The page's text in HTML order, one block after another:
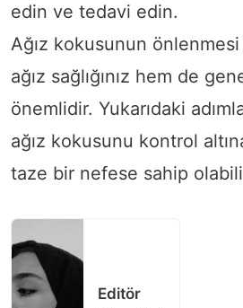
edin ve tedavi edin.
Ağız kokusunun
ağız sağlığınız hem de
önemlidir. Yukarıdaki
ağız kokusunu kontrol
taze bir nefese sahip
Editör